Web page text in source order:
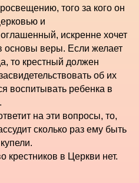
того за кого он
и
оглашенный, искренне хочет
основы веры. Если желает
то крестный должен
об их
воспитывать ребенка в
на эти вопросы, то,
сколько раз ему быть
крестников в Церкви нет.